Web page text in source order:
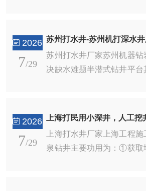
作实现优质、快速、低成
力预测和平衡压力钻井井
低温地热资源可供地源热
工农业生产。而地热钻井
2026
7/29
苏州打水井-苏州机打深水
苏州打水井厂家苏州机器
决缺水难题半潜式钻井平台
上，浮筒在海水下的20～
的影响小，所以平台的稳
2026
7/29
上海打水井厂家上海工程
泉钻井主要功用为：①获取